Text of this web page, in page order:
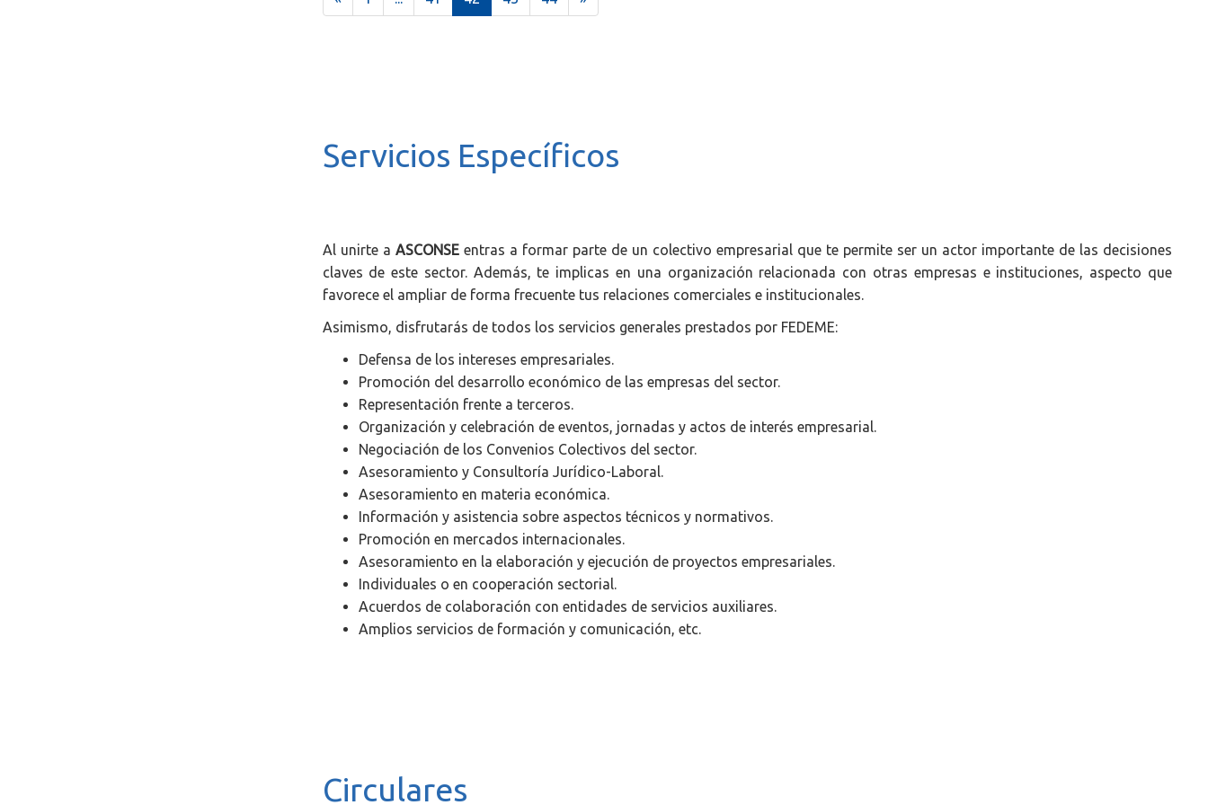
c
t
Servicios Específicos
Al unirte a ASCONSEentras a formar parte de un colectivo empresarial que te permite ser un actor importante de las decisiones
claves de este sector. Además, te implicas en una organización relacionada con otras empresas e instituciones, aspecto que
favorece el ampliar de forma frecuente tus relaciones comerciales e institucionales.
Asimismo, disfrutarás de todos los servicios generales prestados por FEDEME:
Defensa de los intereses empresariales.
Promoción del desarrollo económico de las empresas del sector.
Representación frente a terceros.
Organización y celebración de eventos, jornadas y actos de interés empresarial.
Negociación de los Convenios Colectivos del sector.
Asesoramiento y Consultoría Jurídico-Laboral.
Asesoramiento en materia económica.
Información y asistencia sobre aspectos técnicos y normativos.
Promoción en mercados internacionales.
Asesoramiento en la elaboración y ejecución de proyectos empresariales.
Individuales o en cooperación sectorial.
Acuerdos de colaboración con entidades de servicios auxiliares.
Amplios servicios de formación y comunicación, etc.
Circulares